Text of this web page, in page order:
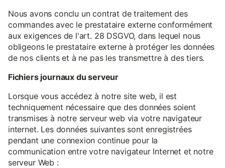
Nous avons conclu un contrat de traitement des
commandes avec le prestataire externe conformément
aux exigences de l'art. 28 DSGVO, dans lequel nous
obligeons le prestataire externe à protéger les données
de nos clients et à ne pas les transmettre à des tiers.
Fichiers journaux du serveur
Lorsque vous accédez à notre site web, il est
techniquement nécessaire que des données soient
transmises à notre serveur web via votre navigateur
internet. Les données suivantes sont enregistrées
pendant une connexion continue pour la
communication entre votre navigateur Internet et notre
serveur Web :